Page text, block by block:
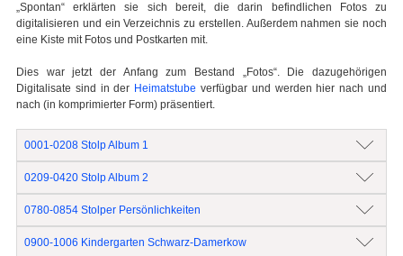
„Spontan“ erklärten sie sich bereit, die darin befindlichen Fotos zu
digitalisieren und ein Verzeichnis zu erstellen. Außerdem nahmen sie noch
eine Kiste mit Fotos und Postkarten mit.
Dies war jetzt der Anfang zum Bestand „Fotos“. Die dazugehörigen
Digitalisate sind in der Heimatstubeverfügbar und werden hier nach und
nach (in komprimierter Form) präsentiert.
0001-0208 Stolp Album 1
0209-0420 Stolp Album 2
0780-0854 Stolper Persönlichkeiten
0900-1006 Kindergarten Schwarz-Damerkow